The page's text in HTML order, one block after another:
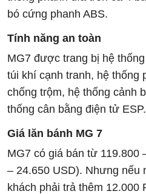
bó cứng phanh ABS.
Tính năng an toàn
MG7 được trang bị hệ
túi khí cạnh tranh, hệ thống
chống trộm, hệ thống cảnh
thống cân bằng điện tử ESP.
Giá lăn bánh MG 7
MG7 có giá bán từ 119.800
– 24.650 USD). Nhưng nếu
khách phải trả thêm 12.000